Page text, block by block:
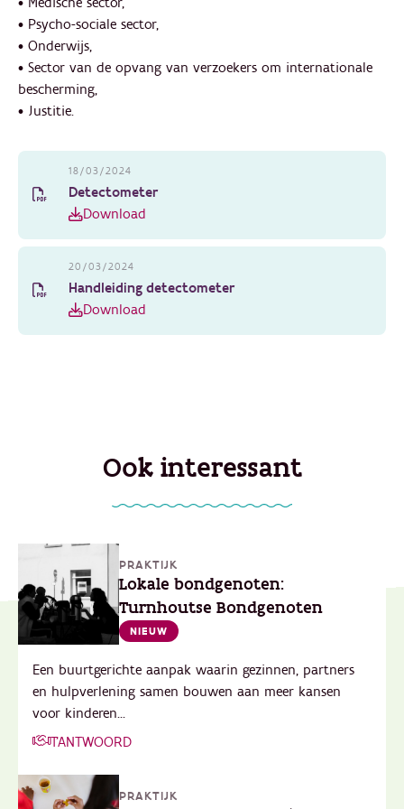
• Psycho-sociale sector,
• Onderwijs,
• Sector van de opvang van verzoekers om internationale
bescherming,
• Justitie.
18/03/2024
Detectometer
Download
20/03/2024
Handleiding detectometer
Download
Ook interessant
PRAKTIJK
Lokale bondgenoten:
Turnhoutse Bondgenoten
NIEUW
Een buurtgerichte aanpak waarin gezinnen, partners
en hulpverlening samen bouwen aan meer kansen
voor kinderen...
T'ANTWOORD
PRAKTIJK